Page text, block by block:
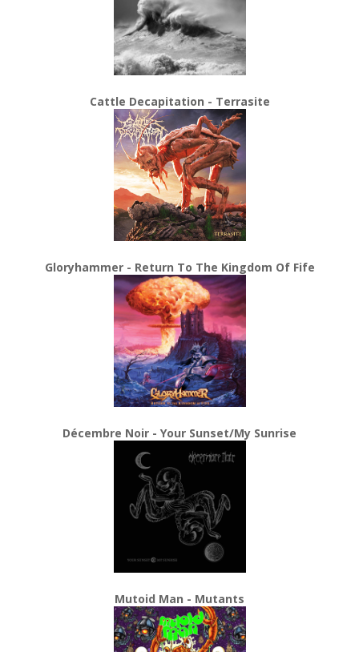
Cattle Decapitation - Terrasite
Gloryhammer - Return To The Kingdom Of Fife
Décembre Noir - Your Sunset/My Sunrise
Mutoid Man - Mutants